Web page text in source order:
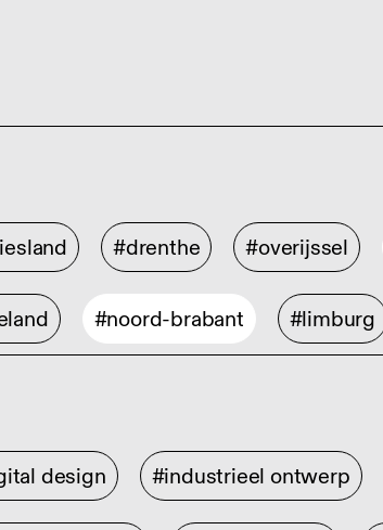
#drenthe #overijssel
#noord-brabant #limburg
design #industrieel ontwerp